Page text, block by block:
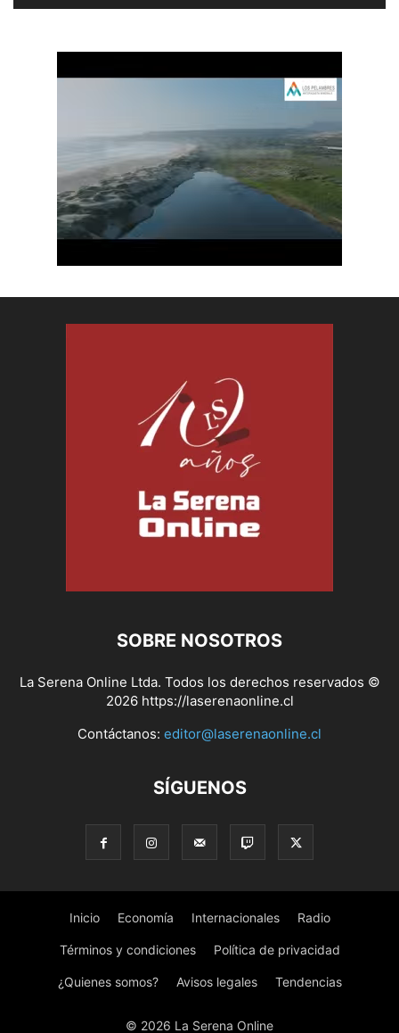
SOBRE NOSOTROS
La Serena Online Ltda. Todos los derechos reservados ©
2026 https://laserenaonline.cl
Contáctanos: editor@laserenaonline.cl
SÍGUENOS
Inicio Economía Internacionales Radio
Términos y condiciones Política de privacidad
¿Quienes somos? Avisos legales Tendencias
© 2026 La Serena Online